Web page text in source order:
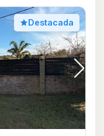
Destacada